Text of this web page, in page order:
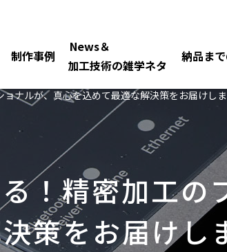
制作事例
News＆
加工技術の雑学ネタ
納品ま
ナルが、真心を込めて最適な解決策をお届けしま
！精密加工の
策をお届けし